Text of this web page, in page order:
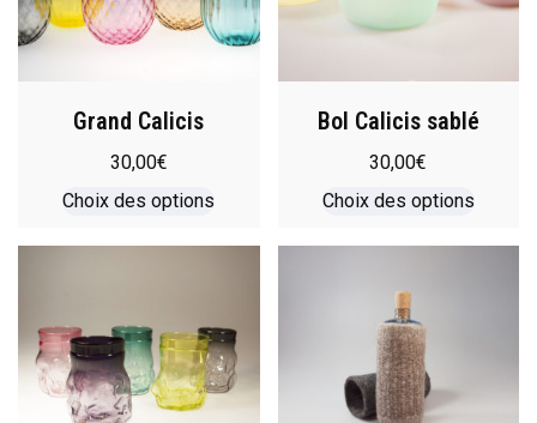
Grand Calicis
30,00€
Choix des options
Bol Calicis sablé
30,00€
Choix des options